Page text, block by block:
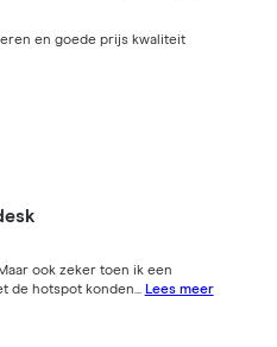
en goede prijs kwaliteit
ook zeker toen ik een
de hotspot konden... Lees meer